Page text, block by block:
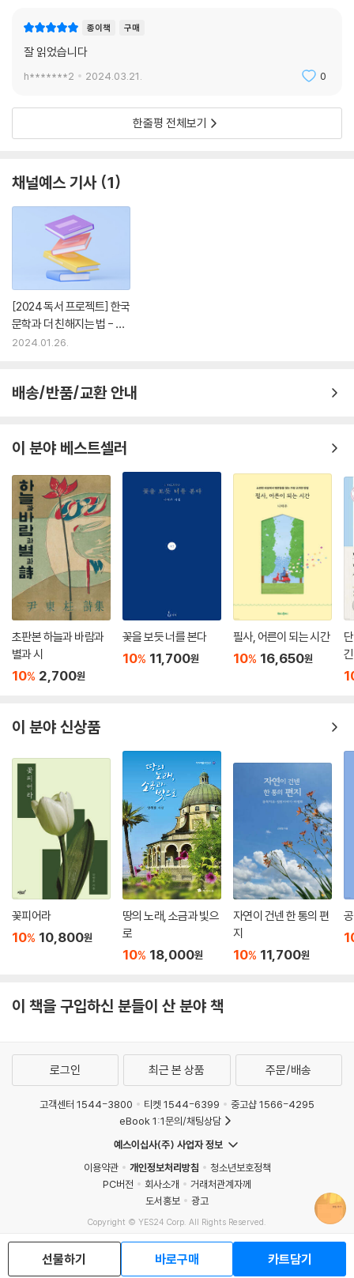
종이책 구매
잘 읽었습니다
h*******2 2024.03.21. 0
한줄평 전체보기
채널예스 기사 1
[2024 독서 프로젝트] 한국
문학과 더 친해지는 법 - 윤
혜은 작가
2024.01.26.
배송/반품/교환 안내
이 분야 베스트셀러
초판본 하늘과 바람과
별과 시
10% 2,700원
꽃을 보듯 너를 본다
10% 11,700원
필사, 어른이 되는 시간
10% 16,650원
이 분야 신상품
꽃피어라
10% 10,800원
땅의 노래, 소금과 빛으
로
10% 18,000원
자연이 건넨 한 통의 편
지
10% 11,700원
이 책을 구입하신 분들이 산 분야 책
선물하기 바로구매 카트담기
로그인 최근 본 상품 주문/배송
고객센터 1544-3800 티켓 1544-6399
중고샵 1566-4295
eBook 1:1문의/채팅상담
예스이십사(주) 사업자 정보
이용약관
개인정보처리방침
청소년보호정책
PC버전
회사소개
거래처관계자께
도서홍보
광고
Copyright © YES24 Corp. All Rights Reserved.